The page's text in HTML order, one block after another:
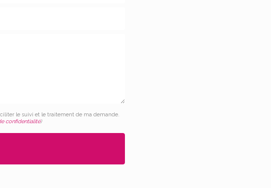
le suivi et le traitement de ma demande.
confidentialité)